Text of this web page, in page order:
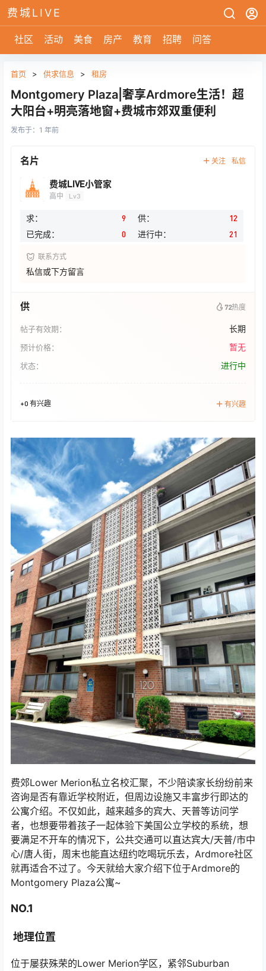
费城LIVE
社区 活动 美食 房产 教育 招聘 问答
首页 > 供求信息 > 租房
Montgomery Plaza|奢享Ardmore生活！超
大阳台+明亮落地窗+费城市郊双重便利
发布于： 1 年前
名片 关注 私信
费城LIVE小管家
高中 Lv3
求： 9 供：
12
已完成：
0 进行中： 21
联系方式
私信或下方留言
供 72热度
帖子有效期： 长期
预计价格： 暂无
状态： 进行中
+0 有兴趣 有兴趣
费郊Lower Merion私立名校汇聚，不少陪读家长纷纷前来
咨询是否有靠近学校附近，但周边设施又丰富步行即达的
公寓介绍。不仅如此，越来越多的宾大、天普等访问学
者，也想要带着孩子一起体验下美国公立学校的系统，想
要满足不开车的情况下，公共交通可以直达宾大/天普/市中
心/唐人街，周末也能直达纽约吃喝玩乐去，Ardmore社区
就再适合不过了。今天就给大家介绍下位于Ardmore的
Montgomery Plaza公寓~
NO.1
地理位置
位于屡获殊荣的Lower Merion学区，紧邻Suburban